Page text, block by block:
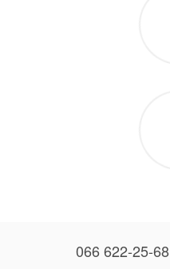
066 622-25-68